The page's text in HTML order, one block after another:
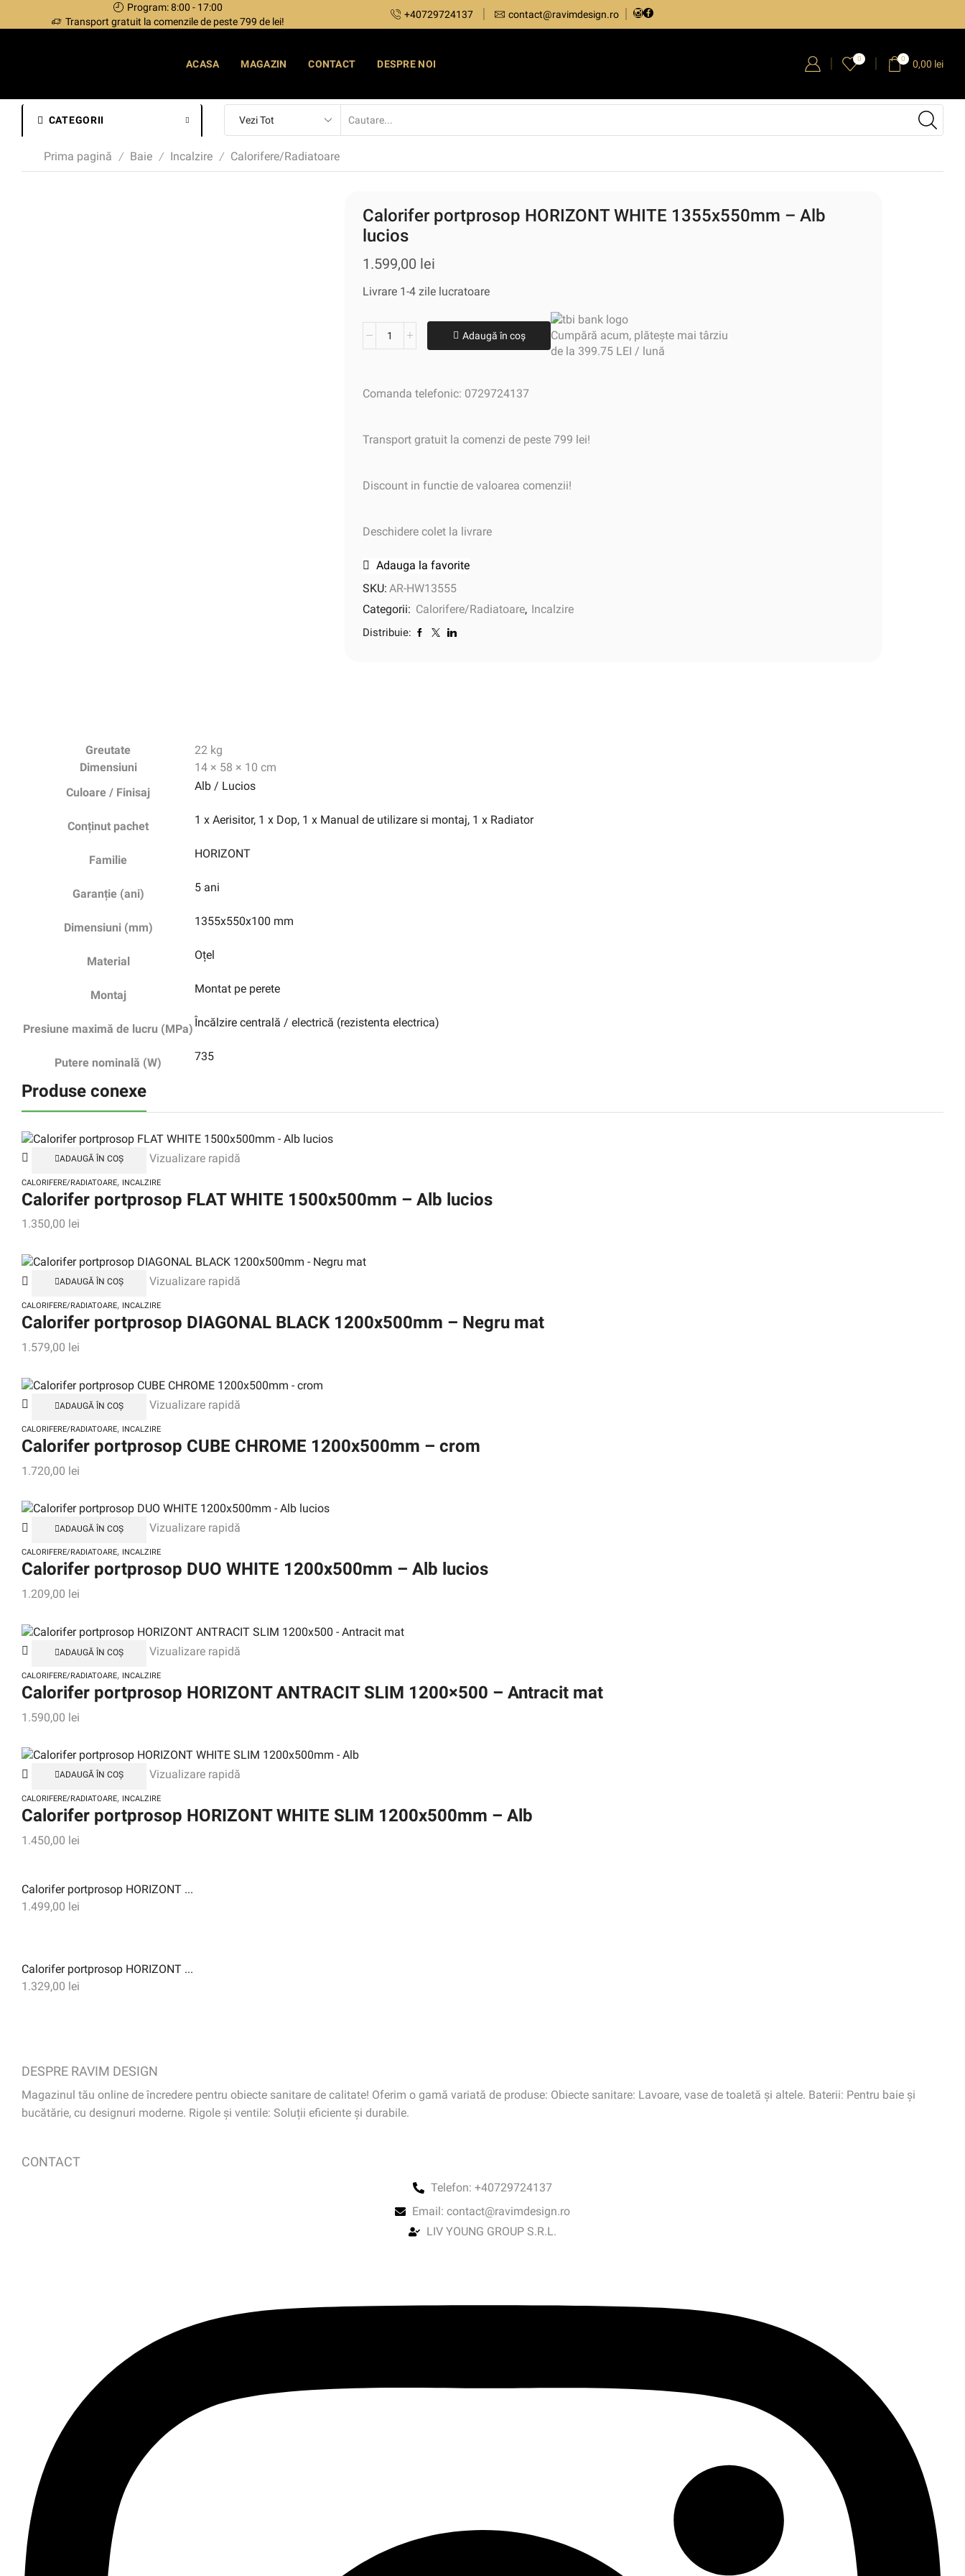
Program: 8:00 - 17:00
Transport gratuit la comenzile de peste 799 de lei!
+40729724137 contact@ravimdesign.ro
ACASA MAGAZIN CONTACT DESPRE NOI 0 0 0,00 lei
CATEGORII
Prima pagină / Baie / Incalzire / Calorifere/Radiatoare
Calorifer portprosop HORIZONT WHITE 1355x550mm – Alb
lucios
1.599,00 lei
Livrare 1-4 zile lucratoare
Adaugă în coș
Cumpără acum, plătește mai târziu
de la 399.75 LEI / lună
Comanda telefonic: 0729724137
Transport gratuit la comenzi de peste 799 lei!
Discount in functie de valoarea comenzii!
Deschidere colet la livrare
Adauga la favorite
SKU: AR-HW13555
Categorii: Calorifere/Radiatoare, Incalzire
Distribuie:
Greutate
22 kg
Dimensiuni
14 × 58 × 10 cm
Culoare / Finisaj
Alb / Lucios
Conținut pachet 1 x Aerisitor, 1 x Dop, 1 x Manual de utilizare si montaj, 1 x Radiator
Familie HORIZONT
Garanție (ani) 5 ani
Dimensiuni (mm) 1355x550x100 mm
Material Oțel
Montaj Montat pe perete
Presiune maximă de lucru (MPa)Încălzire centrală / electrică (rezistenta electrica)
Putere nominală (W) 735
Produse conexe
ADAUGĂ ÎN COȘ Vizualizare rapidă
CALORIFERE/RADIATOARE, INCALZIRE
Calorifer portprosop FLAT WHITE 1500x500mm – Alb lucios
1.350,00 lei
ADAUGĂ ÎN COȘ Vizualizare rapidă
CALORIFERE/RADIATOARE, INCALZIRE
Calorifer portprosop DIAGONAL BLACK 1200x500mm – Negru mat
1.579,00 lei
ADAUGĂ ÎN COȘ Vizualizare rapidă
CALORIFERE/RADIATOARE, INCALZIRE
Calorifer portprosop CUBE CHROME 1200x500mm – crom
1.720,00 lei
ADAUGĂ ÎN COȘ Vizualizare rapidă
CALORIFERE/RADIATOARE, INCALZIRE
Calorifer portprosop DUO WHITE 1200x500mm – Alb lucios
1.209,00 lei
ADAUGĂ ÎN COȘ Vizualizare rapidă
CALORIFERE/RADIATOARE, INCALZIRE
Calorifer portprosop HORIZONT ANTRACIT SLIM 1200×500 – Antracit mat
1.590,00 lei
ADAUGĂ ÎN COȘ Vizualizare rapidă
CALORIFERE/RADIATOARE, INCALZIRE
Calorifer portprosop HORIZONT WHITE SLIM 1200x500mm – Alb
1.450,00 lei
Calorifer portprosop HORIZONT ...
1.499,00 lei
Calorifer portprosop HORIZONT ...
1.329,00 lei
DESPRE RAVIM DESIGN
Magazinul tău online de încredere pentru obiecte sanitare de calitate! Oferim o gamă variată de produse: Obiecte sanitare: Lavoare, vase de toaletă și altele. Baterii: Pentru baie și
bucătărie, cu designuri moderne. Rigole și ventile: Soluții eficiente și durabile.
CONTACT
Telefon: +40729724137
Email: contact@ravimdesign.ro
LIV YOUNG GROUP S.R.L.